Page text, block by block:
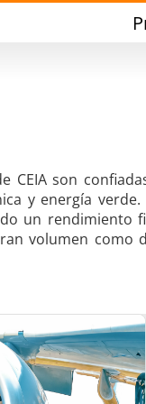
CEIA son
y energía
un rendimiento
volumen como